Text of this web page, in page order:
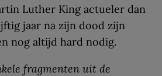
Luther King actueler dan
jaar na zijn dood zijn
nog altijd hard nodig.
fragmenten uit de